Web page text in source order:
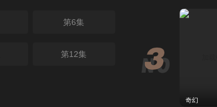
第6集
第12集
奇幻